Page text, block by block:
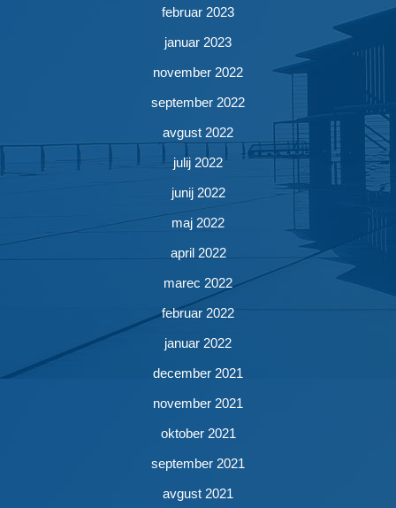
februar 2023
januar 2023
november 2022
september 2022
avgust 2022
julij 2022
junij 2022
maj 2022
april 2022
marec 2022
februar 2022
januar 2022
december 2021
november 2021
oktober 2021
september 2021
avgust 2021